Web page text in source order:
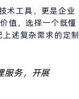
术工具，更是企业
值，选择一个既懂
述复杂需求的定制
服务，开展